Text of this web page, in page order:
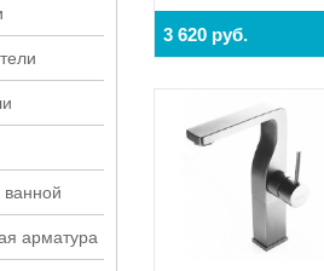
ванной
apматypa
3 620 руб.